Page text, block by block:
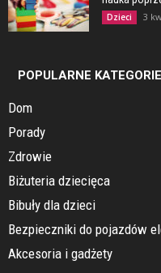
Dzieci 3
POPULARNE KATEGORIE
Dom
Porady
Zdrowie
Biżuteria dziecięca
Bibuły dla dzieci
Bezpieczniki do pojazdów
Akcesoria i gadżety